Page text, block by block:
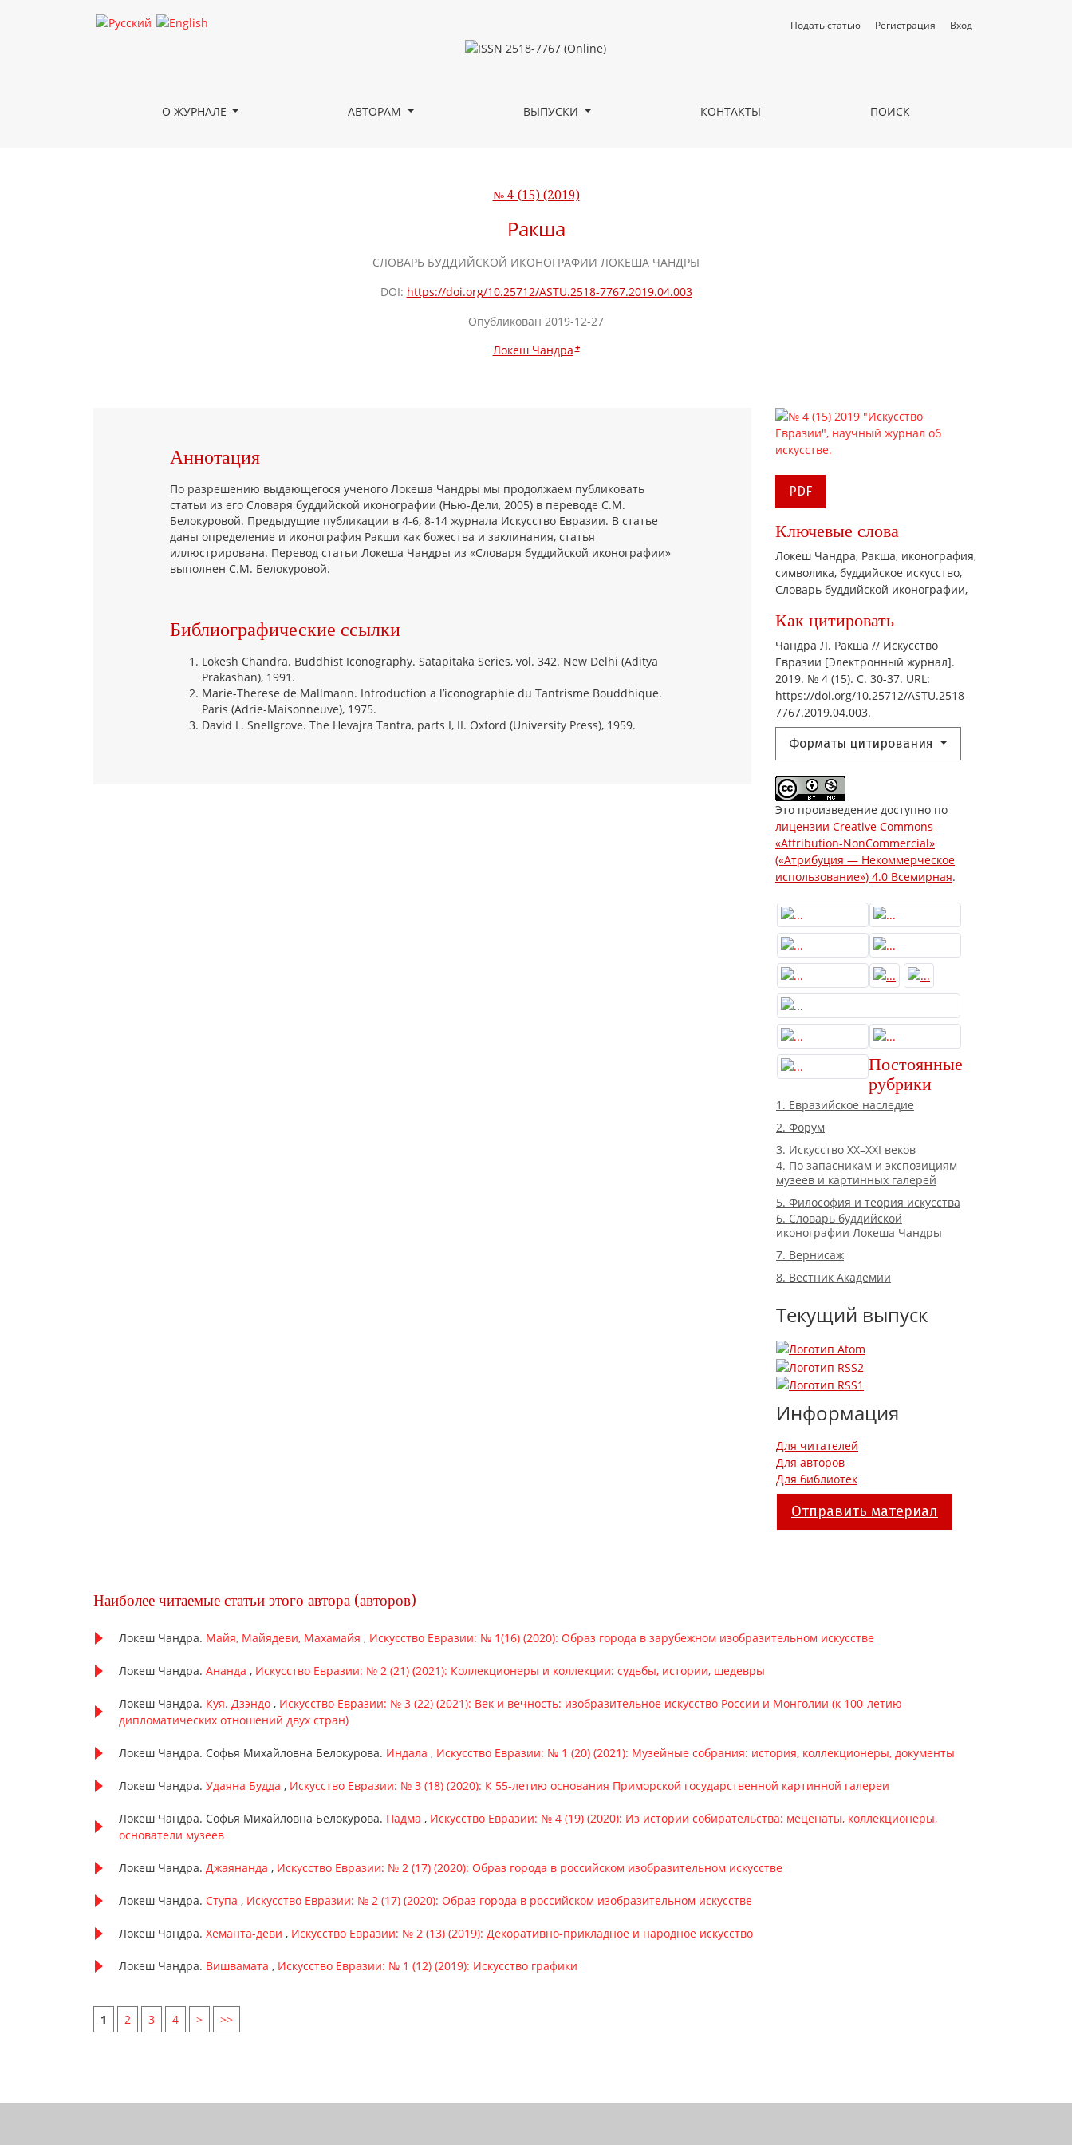
Ракша
О ЖУРНАЛЕ АВТОРАМ ВЫПУСКИ КОНТАКТЫ ПОИСК
Подать статью Регистрация Вход
№ 4 (15) (2019)
Ракша
СЛОВАРЬ БУДДИЙСКОЙ ИКОНОГРАФИИ ЛОКЕША ЧАНДРЫ
DOI: https://doi.org/10.25712/ASTU.2518-7767.2019.04.003
Опубликован 2019-12-27
Локеш Чандра +
PDF
Ключевые слова
Локеш Чандра, Ракша, иконография,
символика, буддийское искусство,
Словарь буддийской иконографии,
Как цитировать
Чандра Л. Ракша // Искусство
Евразии [Электронный журнал].
2019. № 4 (15). С. 30-37. URL:
https://doi.org/10.25712/ASTU.2518-
7767.2019.04.003.
Форматы цитирования
Это произведение доступно по
лицензии Creative Commons
«Attribution-NonCommercial»
(«Атрибуция — Некоммерческое
использование») 4.0 Всемирная.
Постоянные
рубрики
1. Евразийское наследие
2. Форум
3. Искусство XX–XXI веков
4. По запасникам и экспозициям
музеев и картинных галерей
5. Философия и теория искусства
6. Словарь буддийской
иконографии Локеша Чандры
7. Вернисаж
8. Вестник Академии
Текущий выпуск
Информация
Для читателей
Для авторов
Для библиотек
Отправить материал
Аннотация
По разрешению выдающегося ученого Локеша Чандры мы продолжаем публиковать
статьи из его Словаря буддийской иконографии (Нью-Дели, 2005) в переводе С.М.
Белокуровой. Предыдущие публикации в 4-6, 8-14 журнала Искусство Евразии. В статье
даны определение и иконография Ракши как божества и заклинания, статья
иллюстрирована. Перевод статьи Локеша Чандры из «Словаря буддийской иконографии»
выполнен С.М. Белокуровой.
Библиографические ссылки
Lokesh Chandra. Buddhist Iconography. Satapitaka Series, vol. 342. New Delhi (Aditya
Prakashan), 1991.
Marie-Therese de Mallmann. Introduction a l’iconographie du Tantrisme Bouddhique.
Paris (Adrie-Maisonneuve), 1975.
David L. Snellgrove. The Hevajra Tantra, parts I, II. Oxford (University Press), 1959.
Наиболее читаемые статьи этого автора (авторов)
Локеш Чандра. Майя, Майядеви, Махамайя , Искусство Евразии: № 1(16) (2020): Образ города в зарубежном изобразительном искусстве
Локеш Чандра. Ананда , Искусство Евразии: № 2 (21) (2021): Коллекционеры и коллекции: судьбы, истории, шедевры
Локеш Чандра. Куя. Дзэндо , Искусство Евразии: № 3 (22) (2021): Век и вечность: изобразительное искусство России и Монголии (к 100-летию
дипломатических отношений двух стран)
Локеш Чандра. Софья Михайловна Белокурова. Индала , Искусство Евразии: № 1 (20) (2021): Музейные собрания: история, коллекционеры, документы
Локеш Чандра. Удаяна Будда , Искусство Евразии: № 3 (18) (2020): К 55-летию основания Приморской государственной картинной галереи
Локеш Чандра. Софья Михайловна Белокурова. Падма , Искусство Евразии: № 4 (19) (2020): Из истории собирательства: меценаты, коллекционеры,
основатели музеев
Локеш Чандра. Джаянанда , Искусство Евразии: № 2 (17) (2020): Образ города в российском изобразительном искусстве
Локеш Чандра. Ступа , Искусство Евразии: № 2 (17) (2020): Образ города в российском изобразительном искусстве
Локеш Чандра. Хеманта-деви , Искусство Евразии: № 2 (13) (2019): Декоративно-прикладное и народное искусство
Локеш Чандра. Вишвамата , Искусство Евразии: № 1 (12) (2019): Искусство графики
1 2 3 4 > >>